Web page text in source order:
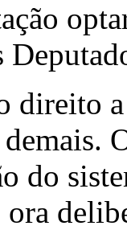
direito
do
ora